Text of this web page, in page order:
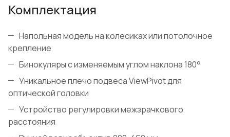
Комплектация
Напольная модель на колесиках или потолочное
крепление
Бинокуляры с изменяемым углом наклона 180°
Уникальное плечо подвеса ViewPivot для
оптической головки
Устройство регулировки межзрачкового
расстояния